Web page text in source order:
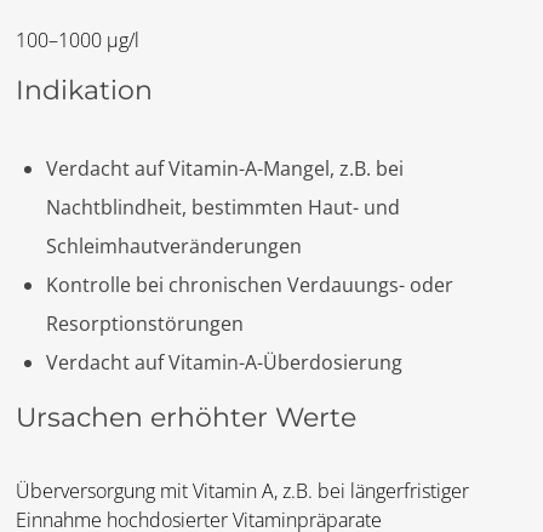
100–1000 µg/l
Indikation
Verdacht auf Vitamin-A-Mangel, z.B. bei
Nachtblindheit, bestimmten Haut- und
Schleimhautveränderungen
Kontrolle bei chronischen Verdauungs- oder
Resorptionstörungen
Verdacht auf Vitamin-A-Überdosierung
Ursachen erhöhter Werte
Überversorgung mit Vitamin A, z.B. bei längerfristiger
Einnahme hochdosierter Vitaminpräparate